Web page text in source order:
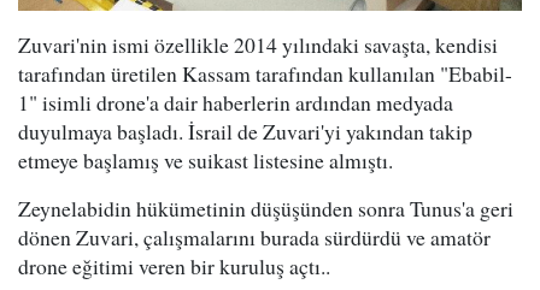
Zuvari'nin ismi özellikle 2014 yılındaki savaşta, kendisi
tarafından üretilen Kassam tarafından kullanılan "Ebabil-
1" isimli drone'a dair haberlerin ardından medyada
duyulmaya başladı. İsrail de Zuvari'yi yakından takip
etmeye başlamış ve suikast listesine almıştı.
Zeynelabidin hükümetinin düşüşünden sonra Tunus'a geri
dönen Zuvari, çalışmalarını burada sürdürdü ve amatör
drone eğitimi veren bir kuruluş açtı..